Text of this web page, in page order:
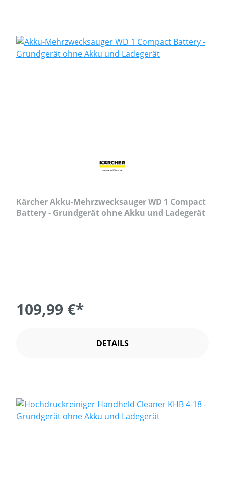
Kärcher Akku-Mehrzwecksauger WD 1 Compact
Battery - Grundgerät ohne Akku und Ladegerät
109,99 €*
DETAILS